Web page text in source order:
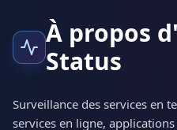
À propos
Status
Surveillance des services en
services en ligne,